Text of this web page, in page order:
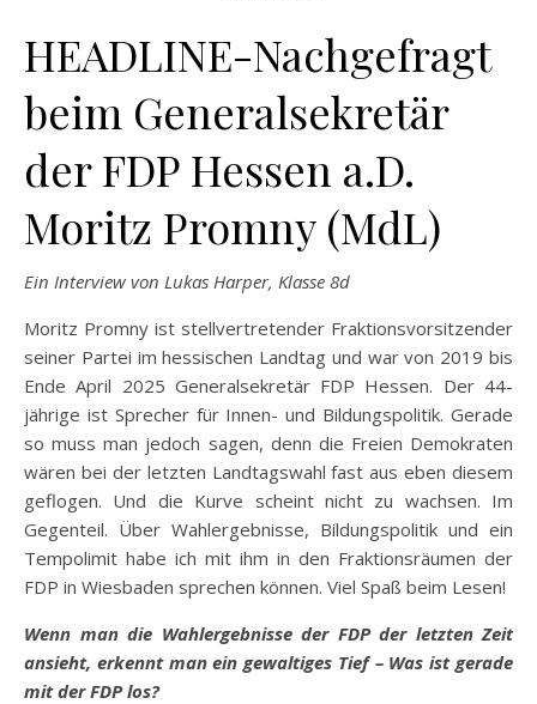
HEADLINE-Nachgefragt
beim Generalsekretär
der FDP Hessen a.D.
Moritz Promny (MdL)
Ein Interview von Lukas Harper, Klasse 8d
Moritz Promny ist stellvertretender Fraktionsvorsitzender
seiner Partei im hessischen Landtag und war von 2019 bis
Ende April 2025 Generalsekretär FDP Hessen. Der 44-
jährige ist Sprecher für Innen- und Bildungspolitik. Gerade
so muss man jedoch sagen, denn die Freien Demokraten
wären bei der letzten Landtagswahl fast aus eben diesem
geflogen. Und die Kurve scheint nicht zu wachsen. Im
Gegenteil. Über Wahlergebnisse, Bildungspolitik und ein
Tempolimit habe ich mit ihm in den Fraktionsräumen der
FDP in Wiesbaden sprechen können. Viel Spaß beim Lesen!
Wenn man die Wahlergebnisse der FDP der letzten Zeit
ansieht, erkennt man ein gewaltiges Tief – Was ist gerade
mit der FDP los?